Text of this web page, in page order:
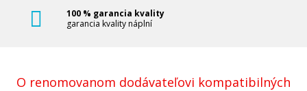
100 % garancia kvality
garancia kvality náplní
O renomovanom dodávateľovi kompatibilných